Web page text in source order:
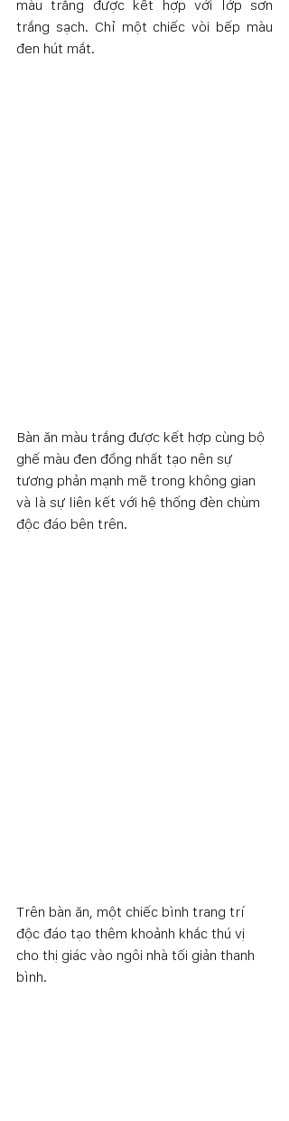
màu trắng được kết hợp với lớp sơn
trắng sạch. Chỉ một chiếc vòi bếp màu
đen hút mắt.
Bàn ăn màu trắng được kết hợp cùng bộ
ghế màu đen đồng nhất tạo nên sự
tương phản mạnh mẽ trong không gian
và là sự liên kết với hệ thống đèn chùm
độc đáo bên trên.
Trên bàn ăn, một chiếc bình trang trí
độc đáo tạo thêm khoảnh khắc thú vị
cho thị giác vào ngôi nhà tối giản thanh
bình.